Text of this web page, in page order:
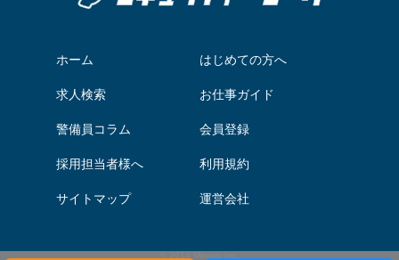
ホーム はじめての方へ
求人検索 お仕事ガイド
警備員コラム 会員登録
採用担当者様へ 利用規約
サイトマップ 運営会社